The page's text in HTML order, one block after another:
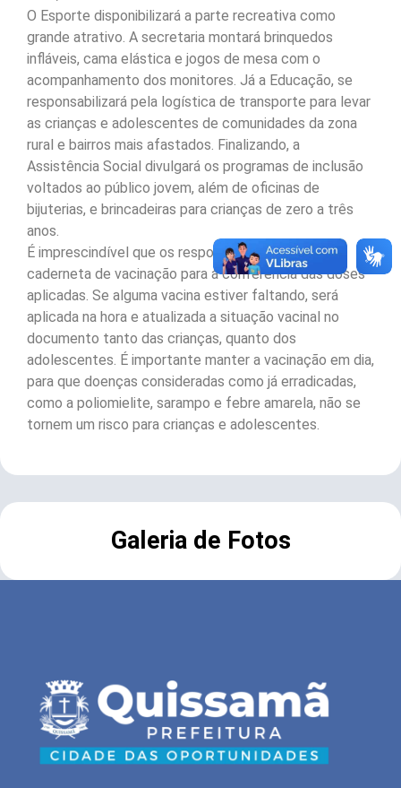
O Esporte disponibilizará a parte recreativa como
grande atrativo. A secretaria montará brinquedos
infláveis, cama elástica e jogos de mesa com o
acompanhamento dos monitores. Já a Educação, se
responsabilizará pela logística de transporte para levar
as crianças e adolescentes de comunidades da zona
rural e bairros mais afastados. Finalizando, a
Assistência Social divulgará os programas de inclusão
voltados ao público jovem, além de oficinas de
bijuterias, e brincadeiras para crianças de zero a três
anos.
É imprescindível que os responsáveis levem a
caderneta de vacinação para a conferência das doses
aplicadas. Se alguma vacina estiver faltando, será
aplicada na hora e atualizada a situação vacinal no
documento tanto das crianças, quanto dos
adolescentes. É importante manter a vacinação em dia,
para que doenças consideradas como já erradicadas,
como a poliomielite, sarampo e febre amarela, não se
tornem um risco para crianças e adolescentes.
Galeria de Fotos